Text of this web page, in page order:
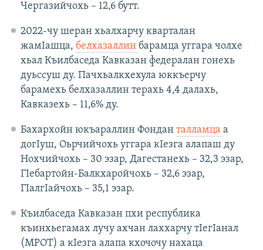
Чергазийчохь – 12,6 бутт.
2022-чу шеран хьалхарчу кварталан
жамIашца, белхазаллин барамца уггара чолхе
хьал Къилбаседа Кавказан федералан гонехь
дуьссуш ду. Пачхьалкхехула юккъерчу
барамехь белхазаллин терахь 4,4 далахь,
Кавказехь – 11,6% ду.
Бахархойн юкъараллин Фондан талламца а
догIуш, Оьрчийчохь уггара кIезга алапаш ду
Нохчийчохь – 30 эзар, Дагестанехь – 32,3 эзар,
ГIебартойн-Балкхаройчохь – 32,6 эзар,
ГIалгIайчохь – 35,1 эзар.
Къилбаседа Кавказан пхи республика
къинхьегамах лучу ахчан лаххарчу тIегIанал
(МРОТ) а кIезга алапа кхочочу нахаца